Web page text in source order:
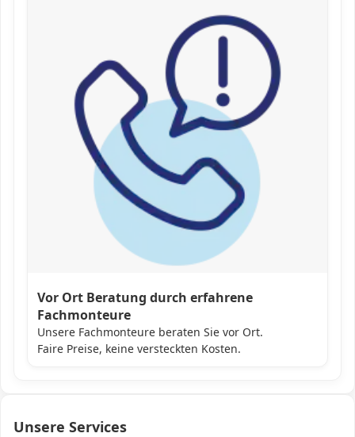
Vor Ort Beratung durch erfahrene
Fachmonteure
Unsere Fachmonteure beraten Sie vor Ort.
Faire Preise, keine versteckten Kosten.
Unsere Services